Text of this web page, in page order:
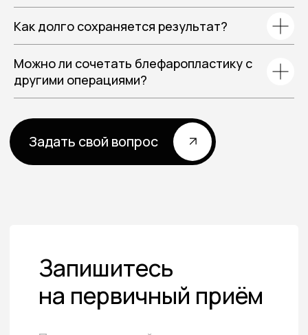
Как долго сохраняется результат?
Можно ли сочетать блефаропластику с
другими операциями?